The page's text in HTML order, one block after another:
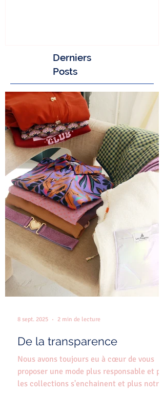
Derniers
Posts
De la transparence
Nous avons toujours eu à cœur de vous
proposer une mode plus responsable et
les collections s'enchainent et plus notre
8 sept. 2025 2 min de lecture